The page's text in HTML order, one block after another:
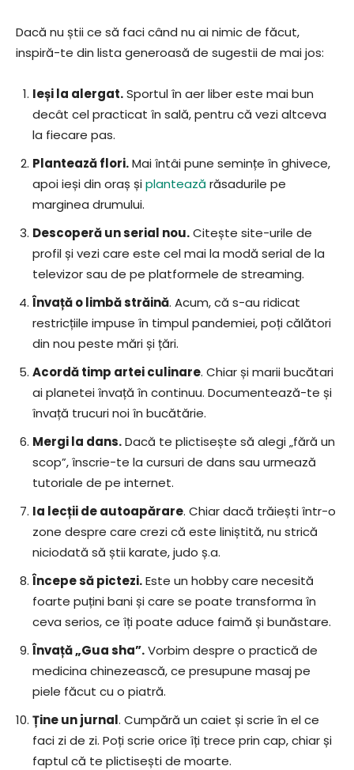
Dacă nu știi ce să faci când nu ai nimic de făcut,
inspiră-te din lista generoasă de sugestii de mai jos:
Ieși la alergat.Sportul în aer liber este mai bun
decât cel practicat în sală, pentru că vezi altceva
la fiecare pas.
Plantează flori.Mai întâi pune semințe în ghivece,
apoi ieși din oraș șiplantează răsadurile pe
marginea drumului.
Descoperă un serial nou.Citește site-urile de
profil și vezi care este cel mai la modă serial de la
televizor sau de pe platformele de streaming.
Învață o limbă străină. Acum, că s-au ridicat
restricțiile impuse în timpul pandemiei, poți călători
din nou peste mări și țări.
Acordă timp artei culinare. Chiar și marii bucătari
ai planetei învață în continuu. Documentează-te și
învață trucuri noi în bucătărie.
Mergi la dans.Dacă te plictisește să alegi „fără un
scop”, înscrie-te la cursuri de dans sau urmează
tutoriale de pe internet.
Ia lecții de autoapărare. Chiar dacă trăiești într-o
zone despre care crezi că este liniștită, nu strică
niciodată să știi karate, judo ș.a.
Începe să pictezi.Este un hobby care necesită
foarte puțini bani și care se poate transforma în
ceva serios, ce îți poate aduce faimă și bunăstare.
Învață „Gua sha”.Vorbim despre o practică de
medicina chinezească, ce presupune masaj pe
piele făcut cu o piatră.
Ține un jurnal. Cumpără un caiet și scrie în el ce
faci zi de zi. Poți scrie orice îți trece prin cap, chiar și
faptul că te plictisești de moarte.